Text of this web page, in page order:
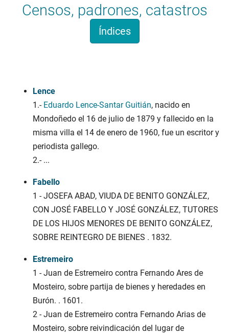
Censos, padrones, catastros
Índices
Lence
1.- Eduardo Lence-Santar Guitián, nacido en
Mondoñedo el 16 de julio de 1879 y fallecido en la
misma villa el 14 de enero de 1960, fue un escritor y
periodista gallego.
2.- ...
Fabello
1 - JOSEFA ABAD, VIUDA DE BENITO GONZÁLEZ,
CON JOSÉ FABELLO Y JOSÉ GONZÁLEZ, TUTORES
DE LOS HIJOS MENORES DE BENITO GONZÁLEZ,
SOBRE REINTEGRO DE BIENES . 1832.
Estremeiro
1 - Juan de Estremeiro contra Fernando Ares de
Mosteiro, sobre partija de bienes y heredades en
Burón. . 1601.
2 - Juan de Estremeiro contra Fernando Arias de
Mosteiro, sobre reivindicación del lugar de